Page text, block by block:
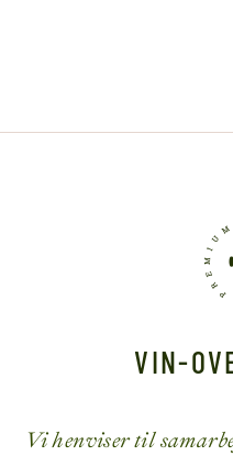
VIN-
Vi henviser til